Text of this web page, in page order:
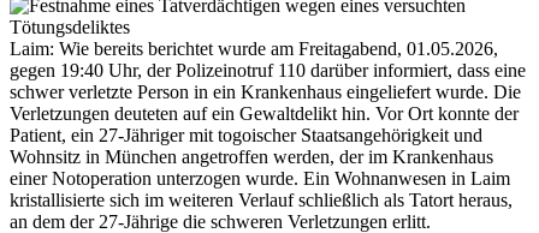
Laim: Wie bereits berichtet wurde am Freitagabend, 01.05.2026,
gegen 19:40 Uhr, der Polizeinotruf 110 darüber informiert, dass eine
schwer verletzte Person in ein Krankenhaus eingeliefert wurde. Die
Verletzungen deuteten auf ein Gewaltdelikt hin. Vor Ort konnte der
Patient, ein 27-Jähriger mit togoischer Staatsangehörigkeit und
Wohnsitz in München angetroffen werden, der im Krankenhaus
einer Notoperation unterzogen wurde. Ein Wohnanwesen in Laim
kristallisierte sich im weiteren Verlauf schließlich als Tatort heraus,
an dem der 27-Jährige die schweren Verletzungen erlitt.